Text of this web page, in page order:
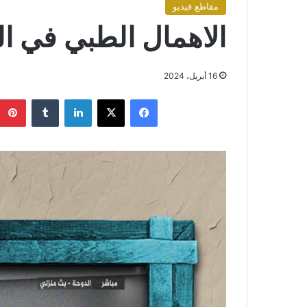
مقاطع فيديو
الاهمال الطبي في
16 أبريل، 2024
فيسبوك X لينكدإن